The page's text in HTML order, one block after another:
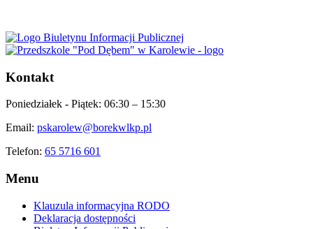
Kontakt
Poniedziałek - Piątek: 06:30 – 15:30
Email: pskarolew@borekwlkp.pl
Telefon: 65 5716 601
Menu
Klauzula informacyjna RODO
Deklaracja dostępności